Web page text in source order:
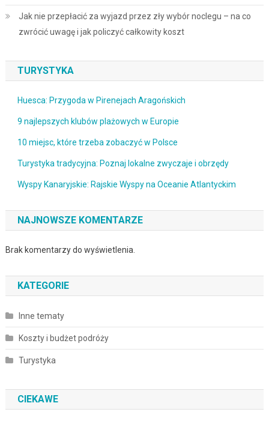
Jak nie przepłacić za wyjazd przez zły wybór noclegu – na co
zwrócić uwagę i jak policzyć całkowity koszt
TURYSTYKA
Huesca: Przygoda w Pirenejach Aragońskich
9 najlepszych klubów plażowych w Europie
10 miejsc, które trzeba zobaczyć w Polsce
Turystyka tradycyjna: Poznaj lokalne zwyczaje i obrzędy
Wyspy Kanaryjskie: Rajskie Wyspy na Oceanie Atlantyckim
NAJNOWSZE KOMENTARZE
Brak komentarzy do wyświetlenia.
KATEGORIE
Inne tematy
Koszty i budżet podróży
Turystyka
CIEKAWE